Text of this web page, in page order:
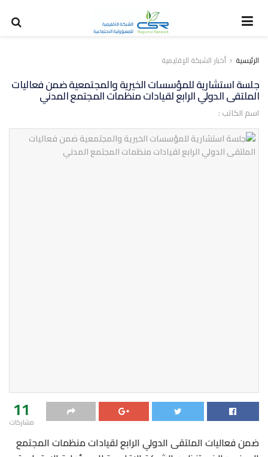
الرئيسية أخبار الشبكة الإقليمية
جلسة استشارية للمؤسسات الخيرية والمجتمعية ضمن فعاليات
الملتقى الدولي الرابع لقيادات منظمات المجتمع المدني
اسم الكاتب :
11
مشاركات
ضمن فعاليات الملتقى الدولي الرابع لقيادات منظمات المجتمع